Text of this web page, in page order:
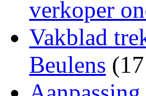
verkoper
Vakblad
Beulens